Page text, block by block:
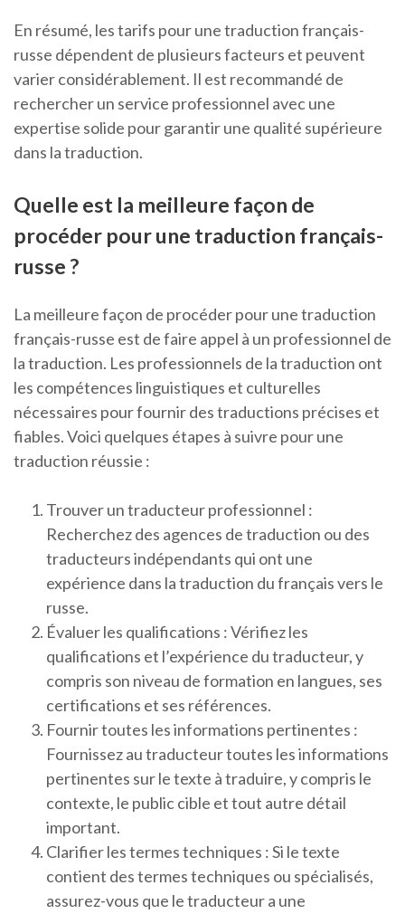
En résumé, les tarifs pour une traduction français-
russe dépendent de plusieurs facteurs et peuvent
varier considérablement. Il est recommandé de
rechercher un service professionnel avec une
expertise solide pour garantir une qualité supérieure
dans la traduction.
Quelle est la meilleure façon de
procéder pour une traduction français-
russe ?
La meilleure façon de procéder pour une traduction
français-russe est de faire appel à un professionnel de
la traduction. Les professionnels de la traduction ont
les compétences linguistiques et culturelles
nécessaires pour fournir des traductions précises et
fiables. Voici quelques étapes à suivre pour une
traduction réussie :
Trouver un traducteur professionnel :
Recherchez des agences de traduction ou des
traducteurs indépendants qui ont une
expérience dans la traduction du français vers le
russe.
Évaluer les qualifications : Vérifiez les
qualifications et l’expérience du traducteur, y
compris son niveau de formation en langues, ses
certifications et ses références.
Fournir toutes les informations pertinentes :
Fournissez au traducteur toutes les informations
pertinentes sur le texte à traduire, y compris le
contexte, le public cible et tout autre détail
important.
Clarifier les termes techniques : Si le texte
contient des termes techniques ou spécialisés,
assurez-vous que le traducteur a une